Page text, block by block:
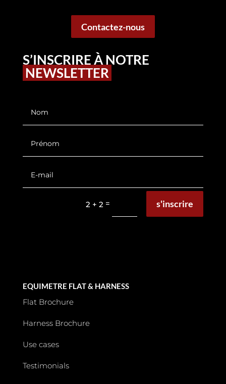
Contactez-nous
S’INSCRIRE À NOTRE
NEWSLETTER
2 + 2 = s'inscrire
EQUIMETRE FLAT & HARNESS
Flat Brochure
Harness Brochure
Use cases
Testimonials